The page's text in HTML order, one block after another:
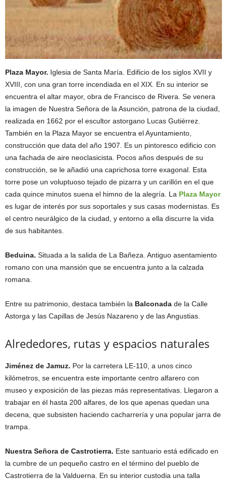
Plaza Mayor. Iglesia de Santa María. Edificio de los siglos XVII y
XVIII, con una gran torre incendiada en el XIX. En su interior se
encuentra el altar mayor, obra de Francisco de Rivera. Se venera
la imagen de Nuestra Señora de la Asunción, patrona de la ciudad,
realizada en 1662 por el escultor astorgano Lucas Gutiérrez.
También en la Plaza Mayor se encuentra el Ayuntamiento,
construcción que data del año 1907. Es un pintoresco edificio con
una fachada de aire neoclasicista. Pocos años después de su
construcción, se le añadió una caprichosa torre exagonal. Esta
torre pose un voluptuoso tejado de pizarra y un carillón en el que
cada quince minutos suena el himno de la alegría. La Plaza Mayor
es lugar de interés por sus soportales y sus casas modernistas. Es
el centro neurálgico de la ciudad, y entorno a ella discurre la vida
de sus habitantes.
Beduina. Situada a la salida de La Bañeza. Antiguo asentamiento
romano con una mansión que se encuentra junto a la calzada
romana.
Entre su patrimonio, destaca también la Balconada de la Calle
Astorga y las Capillas de Jesús Nazareno y de las Angustias.
Alrededores, rutas y espacios naturales
Jiménez de Jamuz. Por la carretera LE-110, a unos cinco
kilómetros, se encuentra este importante centro alfarero con
museo y exposición de las piezas más representativas. Llegaron a
trabajar en él hasta 200 alfares, de los que apenas quedan una
decena, que subsisten haciendo cacharrería y una popular jarra de
trampa.
Nuestra Señora de Castrotierra. Este santuario está edificado en
la cumbre de un pequeño castro en el término del pueblo de
Castrotierra de la Valduerna. En su interior custodia una talla